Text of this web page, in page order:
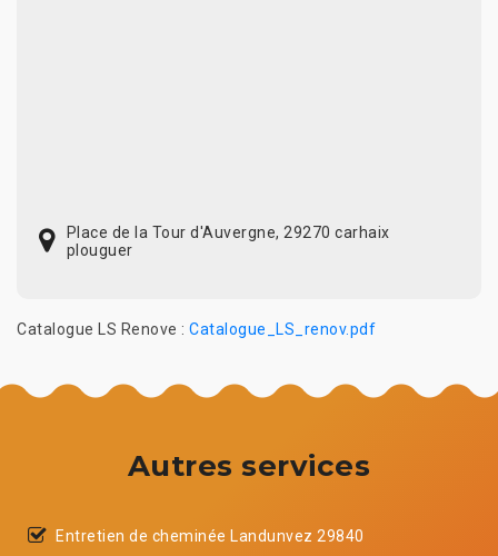
Place de la Tour d'Auvergne, 29270 carhaix
plouguer
Catalogue LS Renove : Catalogue_LS_renov.pdf
Autres services
Entretien de cheminée Landunvez 29840